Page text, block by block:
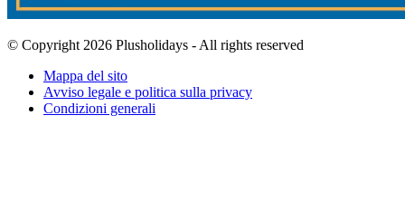
© Copyright 2026 Plusholidays - All rights reserved
Mappa del sito
Avviso legale e politica sulla privacy
Condizioni generali